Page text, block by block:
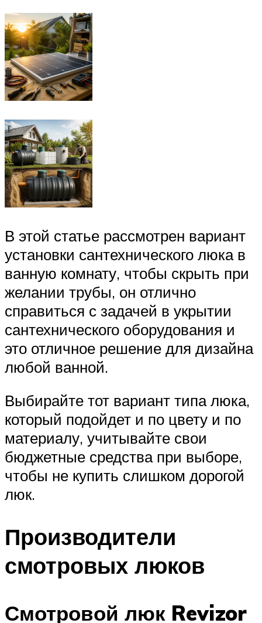
В этой статье рассмотрен вариант
установки сантехнического люка в
ванную комнату, чтобы скрыть при
желании трубы, он отлично
справиться с задачей в укрытии
сантехнического оборудования и
это отличное решение для дизайна
любой ванной.
Выбирайте тот вариант типа люка,
который подойдет и по цвету и по
материалу, учитывайте свои
бюджетные средства при выборе,
чтобы не купить слишком дорогой
люк.
Производители
смотровых люков
Смотровой люк Revizor